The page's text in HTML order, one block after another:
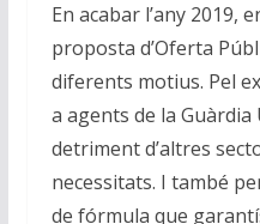
En acabar l’any 2019,
proposta d’Oferta
diferents motius. Pel
a agents de la Guàrdia
detriment d’altres
necessitats. I també
de fórmula que